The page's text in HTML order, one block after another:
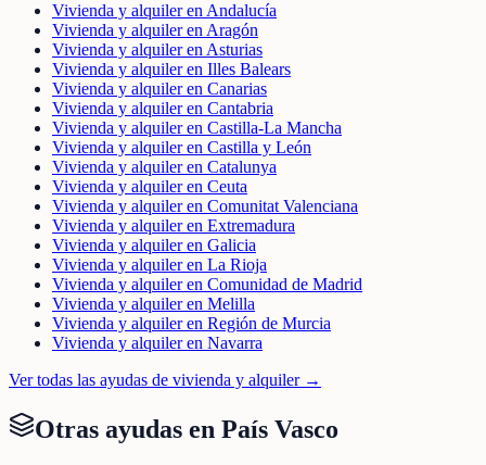
Vivienda y alquiler en Andalucía
Vivienda y alquiler en Aragón
Vivienda y alquiler en Asturias
Vivienda y alquiler en Illes Balears
Vivienda y alquiler en Canarias
Vivienda y alquiler en Cantabria
Vivienda y alquiler en Castilla-La Mancha
Vivienda y alquiler en Castilla y León
Vivienda y alquiler en Catalunya
Vivienda y alquiler en Ceuta
Vivienda y alquiler en Comunitat Valenciana
Vivienda y alquiler en Extremadura
Vivienda y alquiler en Galicia
Vivienda y alquiler en La Rioja
Vivienda y alquiler en Comunidad de Madrid
Vivienda y alquiler en Melilla
Vivienda y alquiler en Región de Murcia
Vivienda y alquiler en Navarra
Ver todas las ayudas de vivienda y alquiler→
Otras ayudas en País Vasco